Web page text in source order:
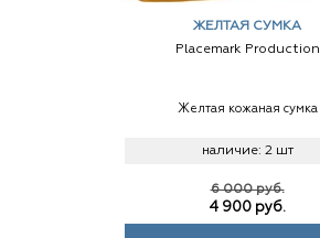
ЖЕЛТАЯ СУМКА
Placemark Production
Желтая кожаная сумка
наличие: 2 шт
6 000 руб.
4 900 руб.